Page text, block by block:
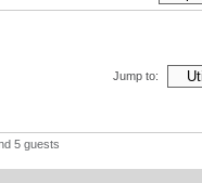
Jump to:
5 guests